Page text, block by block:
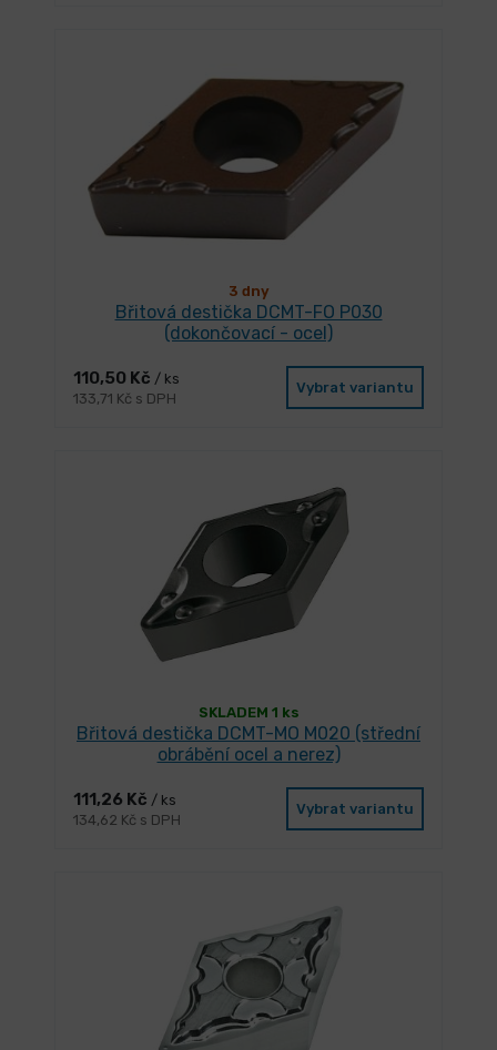
3 dny
Břitová destička DCMT-FO P030
(dokončovací - ocel)
110,50 Kč / ks
133,71 Kč s DPH
Vybrat variantu
SKLADEM 1 ks
Břitová destička DCMT-MO M020 (střední
obrábění ocel a nerez)
111,26 Kč / ks
134,62 Kč s DPH
Vybrat variantu